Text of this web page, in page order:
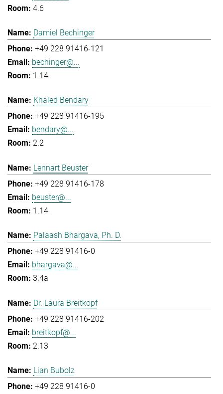
4.6
Damiel Bechinger
+49 228 91416-121
bechinger@...
1.14
Khaled Bendary
+49 228 91416-195
bendary@...
2.2
Lennart Beuster
+49 228 91416-178
beuster@...
1.14
Palaash Bhargava, Ph. D.
+49 228 91416-0
bhargava@...
3.4a
Dr. Laura Breitkopf
+49 228 91416-202
breitkopf@...
2.13
Lian Bubolz
+49 228 91416-0